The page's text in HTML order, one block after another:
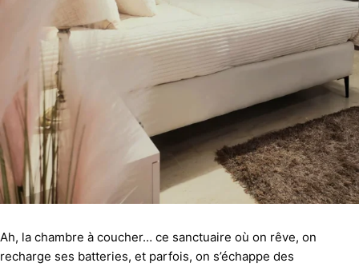
Ah, la chambre à coucher… ce sanctuaire où on rêve, on
recharge ses batteries, et parfois, on s’échappe des